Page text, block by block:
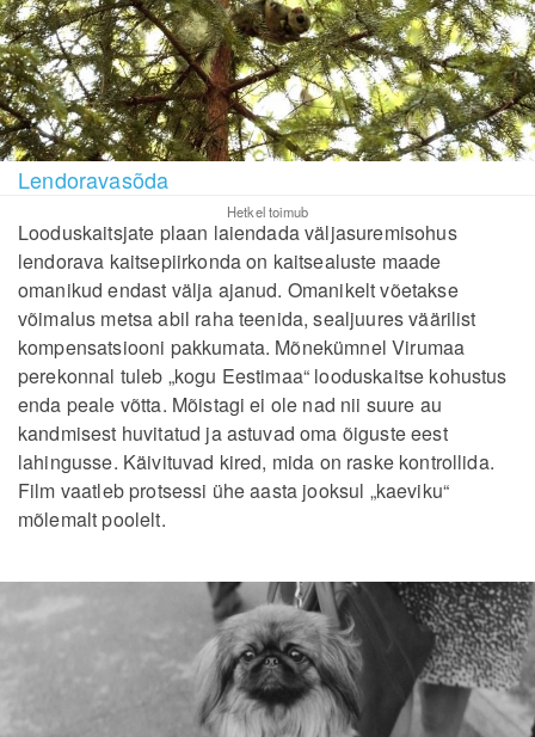
Lendoravasõda
Hetkel toimub
Looduskaitsjate plaan laiendada väljasuremisohus
lendorava kaitsepiirkonda on kaitsealuste maade
omanikud endast välja ajanud. Omanikelt võetakse
võimalus metsa abil raha teenida, sealjuures väärilist
kompensatsiooni pakkumata. Mõnekümnel Virumaa
perekonnal tuleb „kogu Eestimaa“ looduskaitse kohustus
enda peale võtta. Mõistagi ei ole nad nii suure au
kandmisest huvitatud ja astuvad oma õiguste eest
lahingusse. Käivituvad kired, mida on raske kontrollida.
Film vaatleb protsessi ühe aasta jooksul „kaeviku“
mõlemalt poolelt.